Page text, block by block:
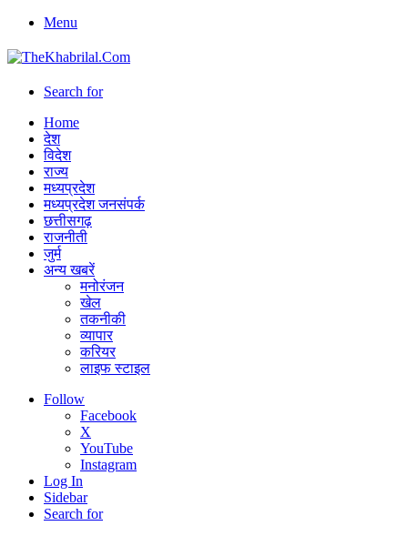
Menu
Search for
Home
देश
विदेश
राज्य
मध्यप्रदेश
मध्यप्रदेश जनसंपर्क
छत्तीसगढ़
राजनीती
जुर्म
अन्य खबरें
मनोरंजन
खेल
तकनीकी
व्यापार
करियर
लाइफ स्टाइल
Follow
Facebook
X
YouTube
Instagram
Log In
Sidebar
Search for